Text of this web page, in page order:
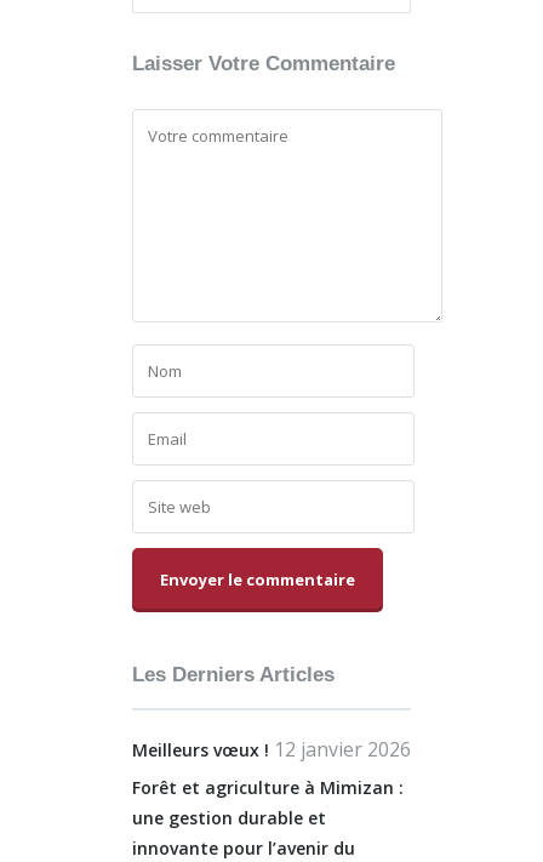
Laisser Votre Commentaire
Les Derniers Articles
Meilleurs vœux ! 12 janvier 2026
Forêt et agriculture à Mimizan :
une gestion durable et
innovante pour l’avenir du